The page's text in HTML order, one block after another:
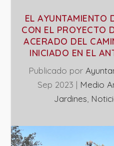
EL AYUNTAMIENTO
CON EL PROYECTO
ACERADO DEL
INICIADO EN EL
Publicado por
Sep 2023 | Medio
Jardines